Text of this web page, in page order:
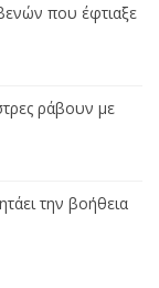
που έφτιαξε
ράβουν με
την βοήθεια